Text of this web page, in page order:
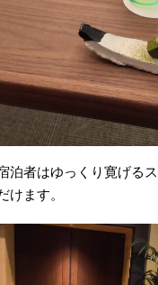
泊者はゆっくり寛げる
けます。